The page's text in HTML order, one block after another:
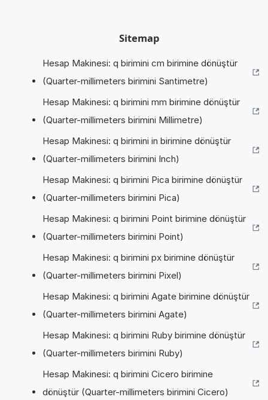
Sitemap
Hesap Makinesi: q birimini cm birimine dönüştür
(Quarter-millimeters birimini Santimetre)
Hesap Makinesi: q birimini mm birimine dönüştür
(Quarter-millimeters birimini Millimetre)
Hesap Makinesi: q birimini in birimine dönüştür
(Quarter-millimeters birimini Inch)
Hesap Makinesi: q birimini Pica birimine dönüştür
(Quarter-millimeters birimini Pica)
Hesap Makinesi: q birimini Point birimine dönüştür
(Quarter-millimeters birimini Point)
Hesap Makinesi: q birimini px birimine dönüştür
(Quarter-millimeters birimini Pixel)
Hesap Makinesi: q birimini Agate birimine dönüştür
(Quarter-millimeters birimini Agate)
Hesap Makinesi: q birimini Ruby birimine dönüştür
(Quarter-millimeters birimini Ruby)
Hesap Makinesi: q birimini Cicero birimine
dönüştür (Quarter-millimeters birimini Cicero)